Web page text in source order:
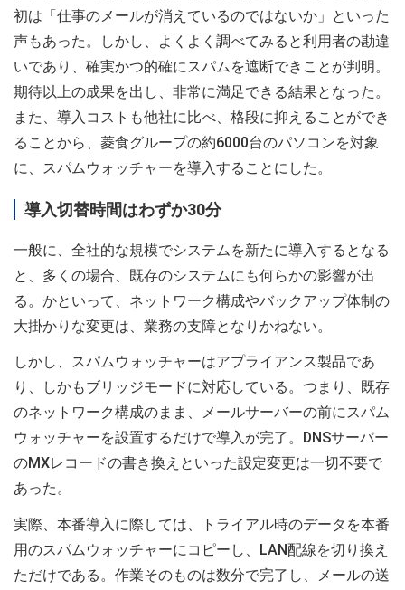
初は「仕事のメールが消えているのではないか」といった
声もあった。しかし、よくよく調べてみると利用者の勘違
いであり、確実かつ的確にスパムを遮断できことが判明。
期待以上の成果を出し、非常に満足できる結果となった。
また、導入コストも他社に比べ、格段に抑えることができ
ることから、菱食グループの約6000台のパソコンを対象
に、スパムウォッチャーを導入することにした。
導入切替時間はわずか30分
一般に、全社的な規模でシステムを新たに導入するとなる
と、多くの場合、既存のシステムにも何らかの影響が出
る。かといって、ネットワーク構成やバックアップ体制の
大掛かりな変更は、業務の支障となりかねない。
しかし、スパムウォッチャーはアプライアンス製品であ
り、しかもブリッジモードに対応している。つまり、既存
のネットワーク構成のまま、メールサーバーの前にスパム
ウォッチャーを設置するだけで導入が完了。DNSサーバー
のMXレコードの書き換えといった設定変更は一切不要で
あった。
実際、本番導入に際しては、トライアル時のデータを本番
用のスパムウォッチャーにコピーし、LAN配線を切り換え
ただけである。作業そのものは数分で完了し、メールの送